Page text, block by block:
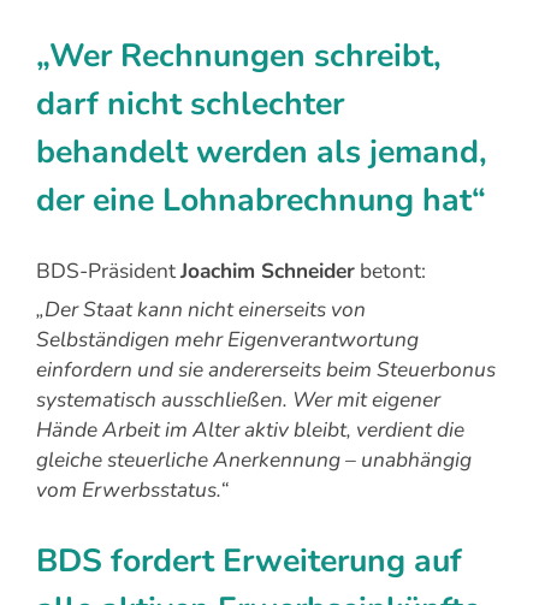
„Wer Rechnungen schreibt,
darf nicht schlechter
behandelt werden als jemand,
der eine Lohnabrechnung hat“
BDS-PräsidentJoachim Schneider betont:
„Der Staat kann nicht einerseits von
Selbständigen mehr Eigenverantwortung
einfordern und sie andererseits beim Steuerbonus
systematisch ausschließen. Wer mit eigener
Hände Arbeit im Alter aktiv bleibt, verdient die
gleiche steuerliche Anerkennung – unabhängig
vom Erwerbsstatus.“
BDS fordert Erweiterung auf